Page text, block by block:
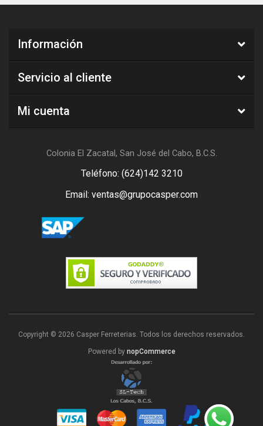
Información
Servicio al cliente
Mi cuenta
Colonia El Zacatal, San José del Cabo, B.C.S.
Teléfono: (624)142 3210
Email: ventas@grupocasper.com
Copyright © 2026 Casper Ferreterias. Todos los derechos reservados.
Powered by nopCommerce